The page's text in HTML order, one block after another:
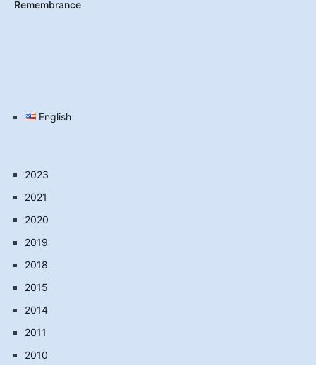
Remembrance
English
2023
2021
2020
2019
2018
2015
2014
2011
2010